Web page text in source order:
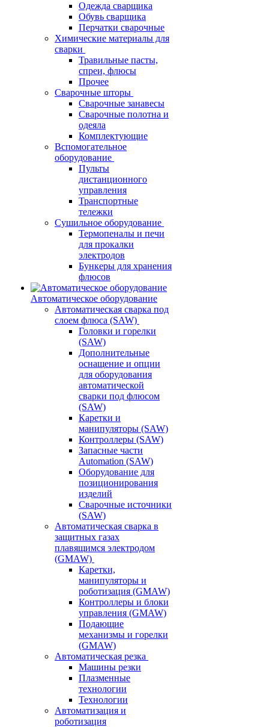
Одежда сварщика
Обувь сварщика
Перчатки сварочные
Химические материалы для
сварки
Травильные пасты,
спреи, флюсы
Прочее
Сварочные шторы
Сварочные занавесы
Сварочные полотна и
одеяла
Комплектующие
Вспомогательное
оборудование
Пульты
дистанционного
управления
Транспортные
тележки
Сушильное оборудование
Термопеналы и печи
для прокалки
электродов
Бункеры для хранения
флюсов
Автоматическое оборудование
Автоматическая сварка под
слоем флюса (SAW)
Головки и горелки
(SAW)
Дополнительные
оснащение и опции
для оборудования
автоматической
сварки под флюсом
(SAW)
Каретки и
манипуляторы (SAW)
Контроллеры (SAW)
Запасные части
Automation (SAW)
Оборудование для
позиционирования
изделий
Сварочные источники
(SAW)
Автоматическая сварка в
защитных газах
плавящимся электродом
(GMAW)
Каретки,
манипуляторы и
роботизация (GMAW)
Контроллеры и блоки
управления (GMAW)
Подающие
механизмы и горелки
(GMAW)
Автоматическая резка
Машины резки
Плазменные
технологии
Технологии
Автоматизация и
роботизация